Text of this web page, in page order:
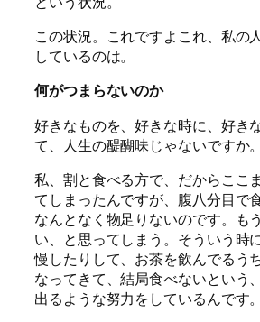
この状況。これですよこれ、私の
しているのは。
何がつまらないのか
好きなものを、好きな時に、好き
て、人生の醍醐味じゃないですか。
私、割と食べる方で、だからここ
てしまったんですが、腹八分目で
なんとなく物足りないのです。も
い、と思ってしまう。そういう時
慢したりして、お茶を飲んでるう
なってきて、結局食べないという
出るような努力をしているんです。